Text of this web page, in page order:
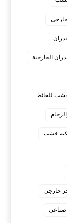
الخارجية
للحائط
خشب
خارجي
صناعي